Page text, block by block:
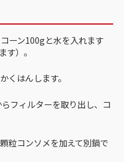
ーン100gと水を入れます
す）。
くはんします。
フィルターを取り出し、コ
粒コンソメを加えて別鍋で